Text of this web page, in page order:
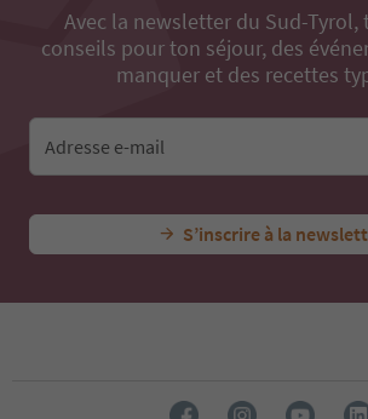
Avec la newsletter du Sud-Tyrol,
conseils pour ton séjour, des
manquer et des recettes
Adresse e-mail
S’inscrire à la